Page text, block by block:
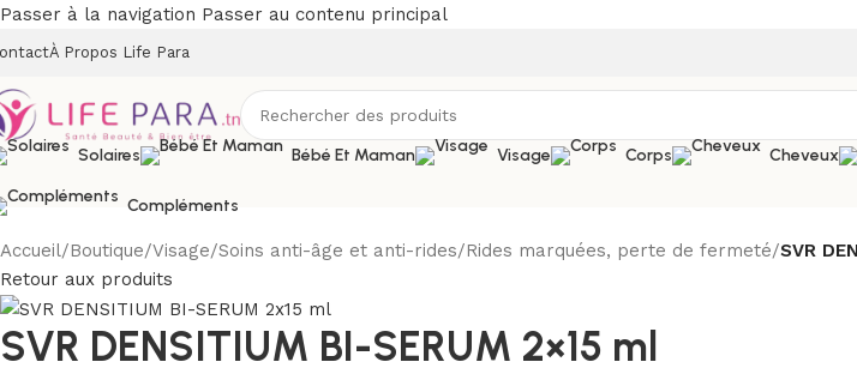
Passer à la navigation Passer au contenu principal
À Propos Life Para
Solaires
Bébé Et Maman Visage Corps Cheveux
Compléments
Accueil/Boutique/Visage/Soins anti-âge et anti-rides/Rides marquées, perte de fermeté/SVR
Retour aux produits
SVR DENSITIUM BI-SERUM 2×15 ml